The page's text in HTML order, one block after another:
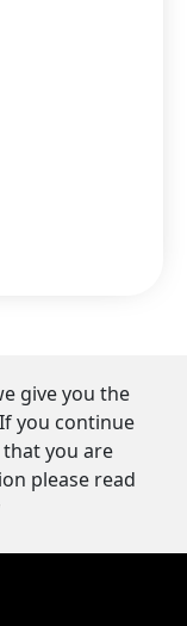
give you the
you continue
you are
please read